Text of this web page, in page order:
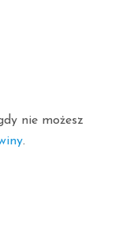
nie możesz
.